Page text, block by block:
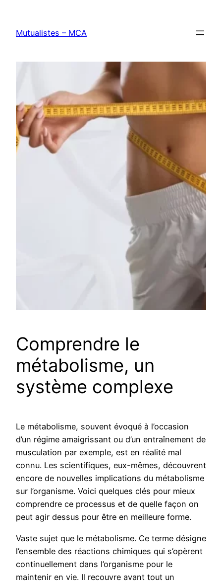
contenu
Mutualistes – MCA
Comprendre le
métabolisme, un
système complexe
Le métabolisme, souvent évoqué à l’occasion
d’un régime amaigrissant ou d’un entraînement de
musculation par exemple, est en réalité mal
connu. Les scientifiques, eux-mêmes, découvrent
encore de nouvelles implications du métabolisme
sur l’organisme. Voici quelques clés pour mieux
comprendre ce processus et de quelle façon on
peut agir dessus pour être en meilleure forme.
Vaste sujet que le métabolisme. Ce terme désigne
l’ensemble des réactions chimiques qui s’opèrent
continuellement dans l’organisme pour le
maintenir en vie. Il recouvre avant tout un